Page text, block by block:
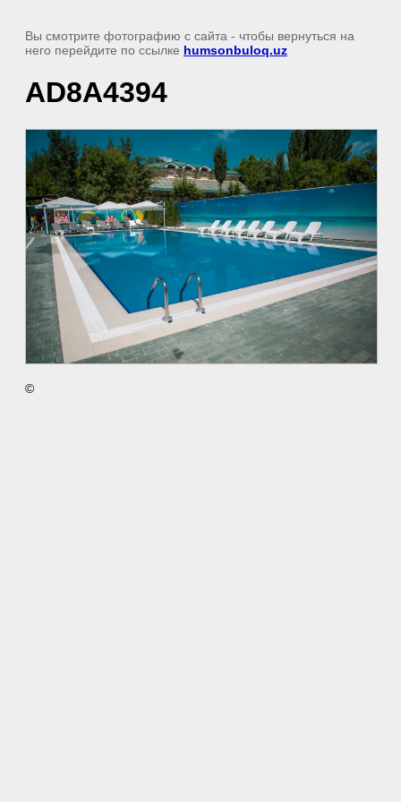
Вы смотрите фотографию с сайта - чтобы вернуться на
него перейдите по ссылке humsonbuloq.uz
AD8A4394
©